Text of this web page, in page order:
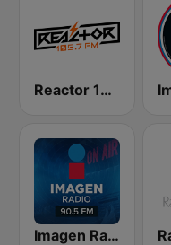
Reactor 105.7 FM
Imagen Radio 90.5 FM